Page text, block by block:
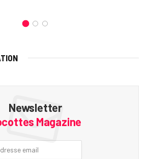
Newsletter
Magazine